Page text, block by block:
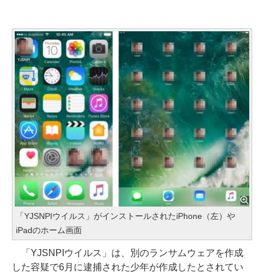
「YJSNPIウイルス」がインストールされたiPhone（左）や
iPadのホーム画面
「YJSNPIウイルス」は、別のランサムウェアを作成
した容疑で6月に逮捕された少年が作成したとされてい